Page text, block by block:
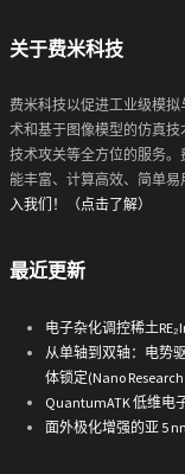
关于费米科技
费米科技以促进工业级模
术和基于图像模型的仿真技
技术攻关等全方位的服务
能丰富、计算高效、简单易
入我们！（点击了解）
最近更新
电子杂化调控稀土
从单轴到双轴：电势
体锁定(Nano Research
QuantumATK 低维电
面外极化增强的亚 5